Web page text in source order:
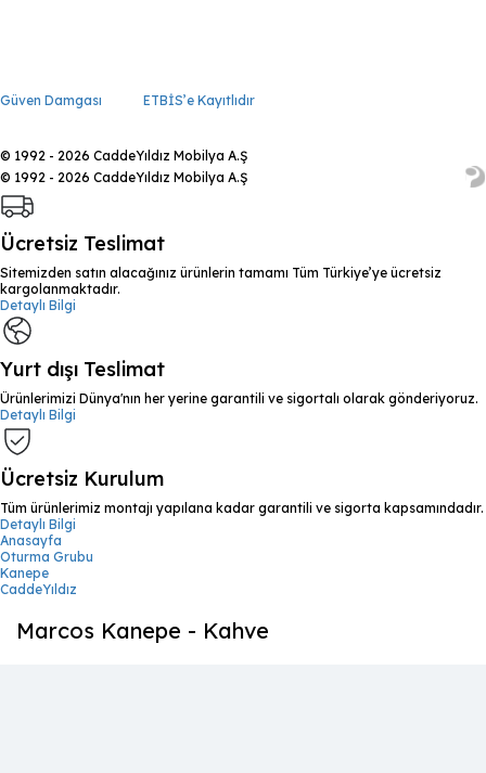
Güven Damgası ETBİS’e Kayıtlıdır
© 1992 - 2026 CaddeYıldız Mobilya A.Ş
© 1992 - 2026 CaddeYıldız Mobilya A.Ş
Ücretsiz Teslimat
Sitemizden satın alacağınız ürünlerin tamamı Tüm Türkiye’ye ücretsiz
kargolanmaktadır.
Detaylı Bilgi
Yurt dışı Teslimat
Ürünlerimizi Dünya'nın her yerine garantili ve sigortalı olarak gönderiyoruz.
Detaylı Bilgi
Ücretsiz Kurulum
Tüm ürünlerimiz montajı yapılana kadar garantili ve sigorta kapsamındadır.
Detaylı Bilgi
Anasayfa
Oturma Grubu
Kanepe
CaddeYıldız
Marcos Kanepe - Kahve